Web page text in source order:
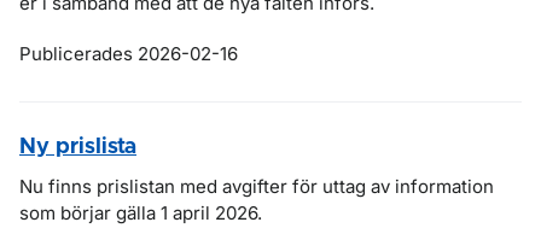
Publicerades 2026-02-16
Ny prislista
Nu finns prislistan med avgifter för uttag av information
som börjar gälla 1 april 2026.